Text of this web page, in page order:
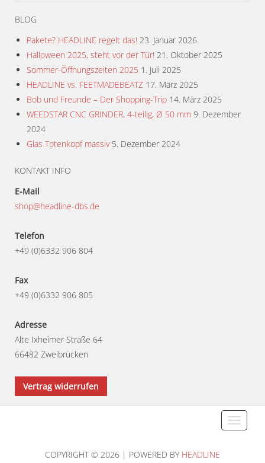
BLOG
Pakete? HEADLINE regelt das! 23. Januar 2026
Halloween 2025, steht vor der Tür! 21. Oktober 2025
Sommer-Öffnungszeiten 2025 1. Juli 2025
HEADLINE vs. FEETMADEBEATZ 17. März 2025
Bob und Freunde – Der Shopping-Trip 14. März 2025
WEEDSTAR CNC GRINDER, 4-teilig, Ø 50 mm 9. Dezember
2024
Glas Totenkopf massiv 5. Dezember 2024
KONTAKT INFO
E-Mail
shop@headline-dbs.de
Telefon
+49 (0)6332 906 804
Fax
+49 (0)6332 906 805
Adresse
Alte Ixheimer Straße 64
66482 Zweibrücken
Vertrag widerrufen
Toggle
COPYRIGHT © 2026 | POWERED BY HEADLINE